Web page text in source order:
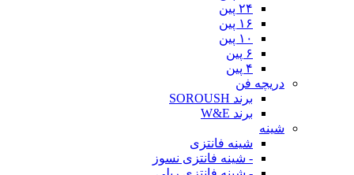
۲۴ پین
۱۶ پین
۱۰ پین
۶ پین
۴ پین
دریچه فن
برند SOROUSH
برند W&E
شینه
شینه فانتزی
- شینه فانتزی نسوز